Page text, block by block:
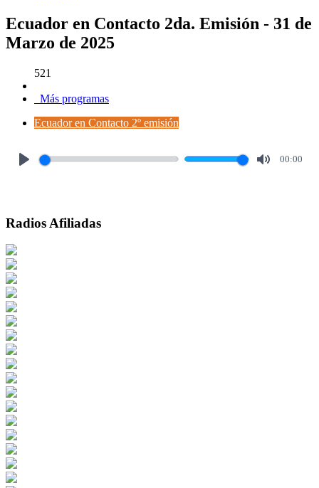
Ecuador en Contacto 2da. Emisión - 31 de
Marzo de 2025
521
Más programas
Ecuador en Contacto 2º emisión
00:00
Radios Afiliadas